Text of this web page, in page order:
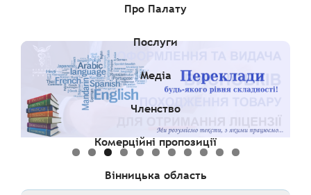
Про Палату
Послуги
Медіа
Членство
Комерційні пропозиції
Вінницька область